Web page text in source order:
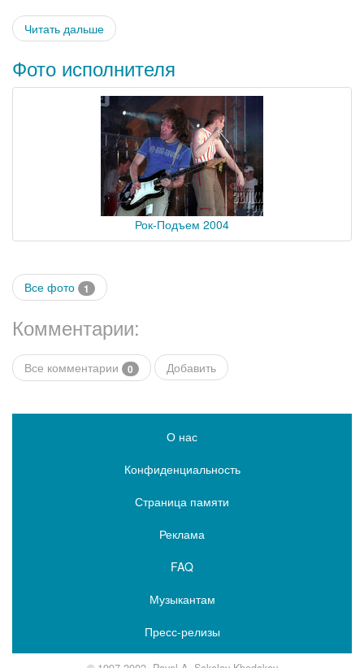
Читать дальше
Фото исполнителя
Рок-Подъем 2004
Все фото 1
Комментарии:
Все комментарии 0 Добавить
О нас
Конфиденциальность
Страница памяти
Реклама
FAQ
Музыкантам
Пресс-релизы